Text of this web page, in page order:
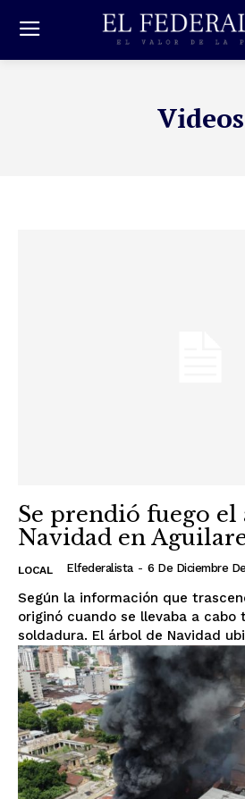
Videos
Se prendió fuego el
Navidad en
LOCAL Elfederalista - 6 De Diciembre
Según la información que
originó cuando se llevaba a cabo
soldadura. El árbol de